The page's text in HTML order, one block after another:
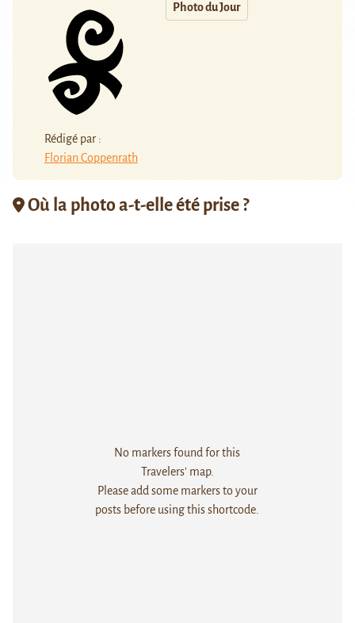
Rédigé par :
Florian Coppenrath
Photo du Jour
Où la photo a-t-elle été prise ?
No markers found for this
Travelers' map.
Please add some markers to your
posts before using this shortcode.